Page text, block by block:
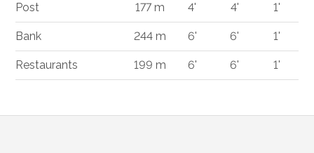
Post 177 m 4' 4' 1'
Bank 244 m 6' 6' 1'
Restaurants 199 m 6' 6' 1'